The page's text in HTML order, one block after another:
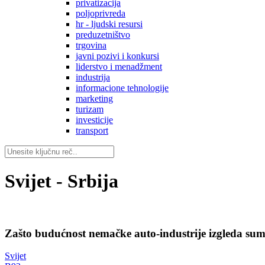
privatizacija
poljoprivreda
hr - ljudski resursi
preduzetništvo
trgovina
javni pozivi i konkursi
liderstvo i menadžment
industrija
informacione tehnologije
marketing
turizam
investicije
transport
Svijet - Srbija
Zašto budućnost nemačke auto-industrije izgleda
Svijet